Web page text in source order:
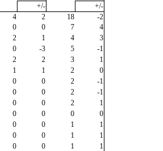
+/-
+/-
4 2 18
-2
0 0 7
4
2 1 4
3
0 -3 5
-1
2 2 3
1
1 1 2
0
0 0 2
-1
0 0 2
-1
0 0 2
1
0 0 0
0
0 0 1
1
0 0 1
1
0 0 1
1